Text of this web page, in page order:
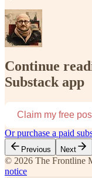
Continue
Substack app
Claim my free
Or purchase a paid
Previous Next
© 2026 The Frontline
notice